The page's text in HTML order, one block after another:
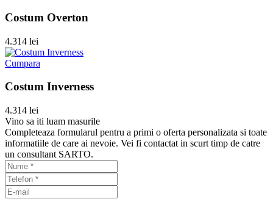
Costum Overton
4.314 lei
Cumpara
Costum Inverness
4.314 lei
Vino sa iti luam masurile
Completeaza formularul pentru a primi o oferta personalizata si toate
informatiile de care ai nevoie. Vei fi contactat in scurt timp de catre
un consultant SARTO.